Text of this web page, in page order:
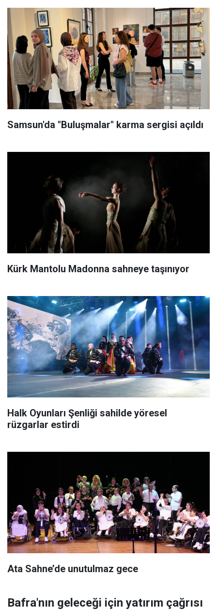
Samsun'da "Buluşmalar" karma sergisi açıldı
Kürk Mantolu Madonna sahneye taşınıyor
Halk Oyunları Şenliği sahilde yöresel
rüzgarlar estirdi
Ata Sahne’de unutulmaz gece
Bafra'nın geleceği için yatırım çağrısı